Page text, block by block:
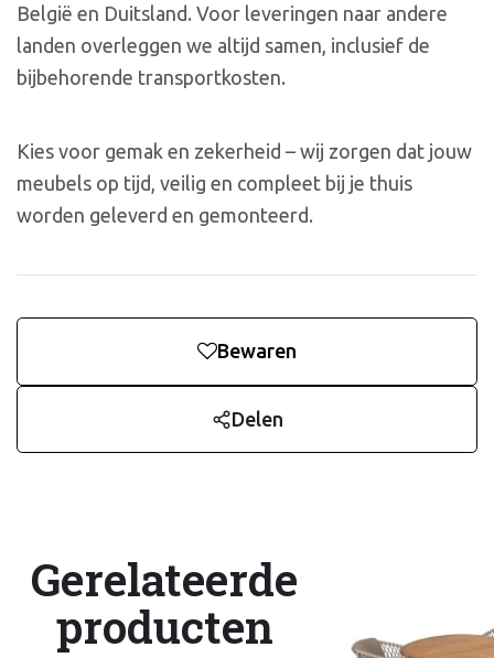
België en Duitsland. Voor leveringen naar andere
landen overleggen we altijd samen, inclusief de
bijbehorende transportkosten.
Kies voor gemak en zekerheid – wij zorgen dat jouw
meubels op tijd, veilig en compleet bij je thuis
worden geleverd en gemonteerd.
Bewaren
Delen
Gerelateerde
producten